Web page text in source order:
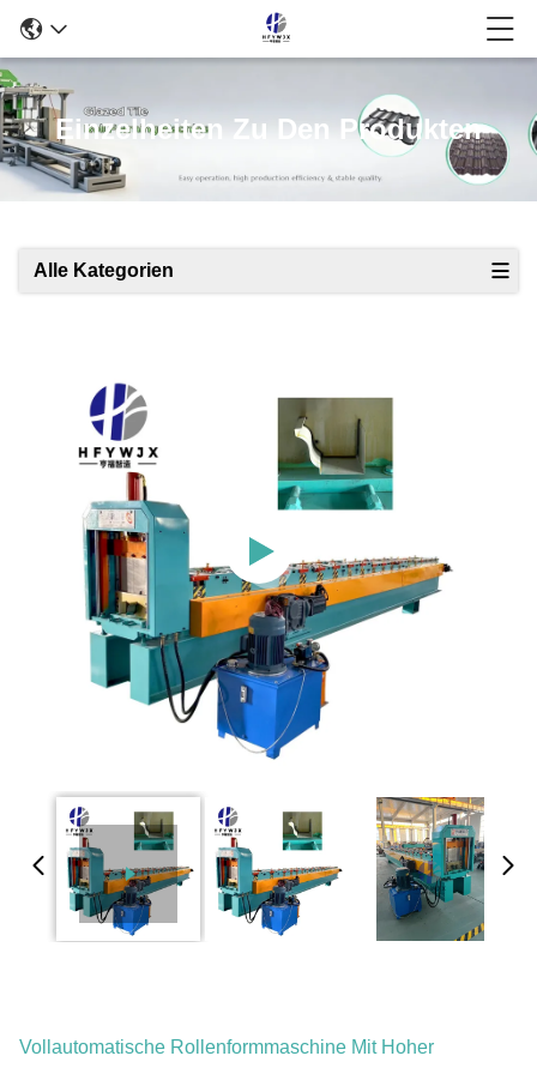
Einzelheiten Zu Den Produkten
Alle Kategorien
Vollautomatische Rollenformmaschine Mit Hoher